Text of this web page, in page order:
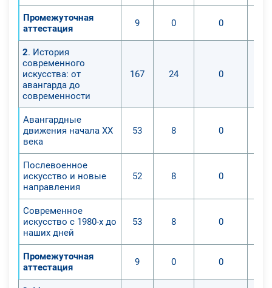
Промежуточная
аттестация
9 0 0
2. История
современного
искусства: от
авангарда до
современности
167 24 0
Авангардные
движения начала XX
века
53 8 0
Послевоенное
искусство и новые
направления
52 8 0
Современное
искусство с 1980-х до
наших дней
53 8 0
Промежуточная
аттестация
9 0 0